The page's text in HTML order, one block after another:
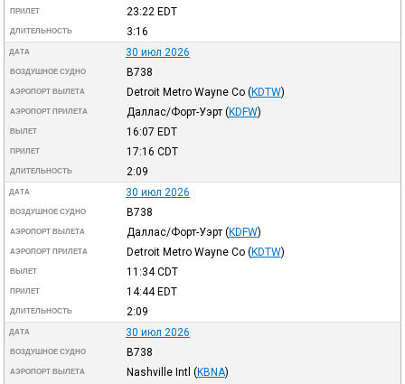
ПРИЛЕТ 23:22 EDT
ДЛИТЕЛЬНОСТЬ 3:16
ДАТА 30 июл 2026
ВОЗДУШНОЕ СУДНО B738
АЭРОПОРТ ВЫЛЕТА Detroit Metro Wayne Co (KDTW)
АЭРОПОРТ ПРИЛЕТА Даллас/Форт-Уэрт (KDFW)
ВЫЛЕТ 16:07 EDT
ПРИЛЕТ 17:16 CDT
ДЛИТЕЛЬНОСТЬ 2:09
ДАТА 30 июл 2026
ВОЗДУШНОЕ СУДНО B738
АЭРОПОРТ ВЫЛЕТА Даллас/Форт-Уэрт (KDFW)
АЭРОПОРТ ПРИЛЕТА Detroit Metro Wayne Co (KDTW)
ВЫЛЕТ 11:34CDT
ПРИЛЕТ 14:44EDT
ДЛИТЕЛЬНОСТЬ 2:09
ДАТА 30 июл 2026
ВОЗДУШНОЕ СУДНО B738
АЭРОПОРТ ВЫЛЕТА Nashville Intl (KBNA)